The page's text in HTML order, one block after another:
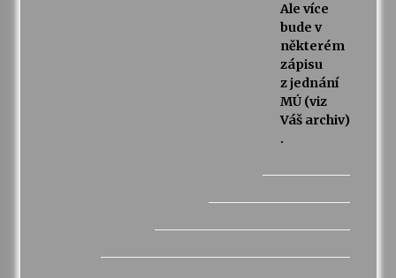
Ale více
bude v
některém
zápisu
z jednání
MÚ (viz
Váš archiv)
.